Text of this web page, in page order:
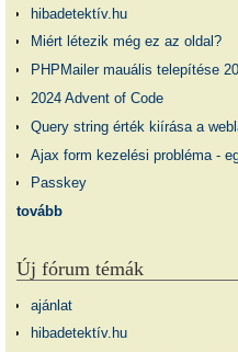
hibadetektív.hu
Miért létezik még ez az oldal?
PHPMailer mauális telepítése
2024 Advent of Code
Query string érték kiírása a
Ajax form kezelési probléma -
Passkey
tovább
Új fórum témák
ajánlat
hibadetektív.hu